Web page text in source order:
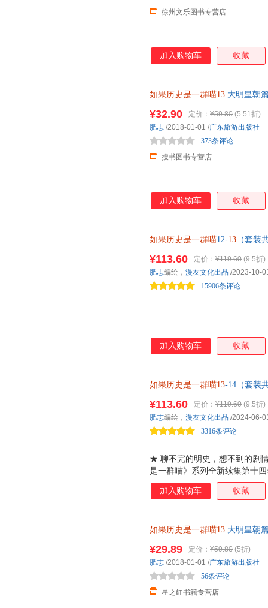
徐州文乐图书专营店
加入购物车 收藏
如果历史是一群喵13.大明皇朝
¥32.90 定价： ¥59.80 (5.51折)
搜书图书专营店
373条评论
肥志 /2018-01-01 /广东旅游出版社
加入购物车 收藏
如果历史是一群喵12-13 （套装
¥113.60 定价： ¥119.60 (9.5折)
15906条评论
肥志编绘， 漫友文化出品 /2023-10-
加入购物车 收藏
如果历史是一群喵13-14（套装
★ 聊不完的明史，想不到的剧
是一群喵》系列全新续集第十
事。摇摇欲坠的大明，是谁加
君？百变喵咪将再次上线，为
史中又会书写怎样的命运呢？
事件和人物为主轴，呈现明朝
清晰。 ★喵咪化身大场面主角
金和精细压纹
¥113.60 定价： ¥119.60 (9.5折)
3316条评论
肥志编绘， 漫友文化出品 /2024-06-
加入购物车 收藏
如果历史是一群喵13.大明皇朝
¥29.89 定价： ¥59.80 (5折)
星之红书籍专营店
56条评论
肥志 /2018-01-01 /广东旅游出版社